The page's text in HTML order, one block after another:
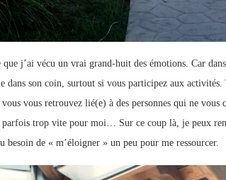
que j’ai vécu un vrai grand-huit des émotions. Car
dans son coin, surtout si vous participez aux
vous retrouvez lié(e) à des personnes qui ne
trop vite pour moi… Sur ce coup là, je peux
besoin de « m’éloigner » un peu pour me ressourcer.